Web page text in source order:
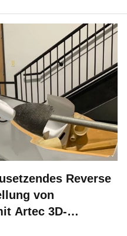
Reverse
von
Artec 3D-